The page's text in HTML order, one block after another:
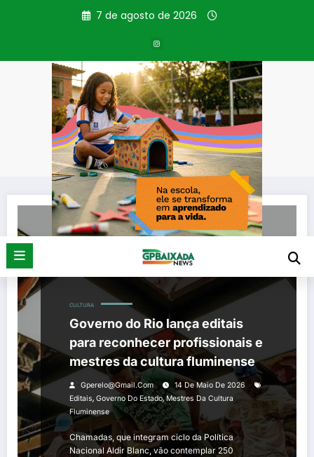
7 de agosto de 2026
Tag: editais
Página inicial editais
CULTURA
Governo do Rio lança editais
para reconhecer profissionais e
mestres da cultura fluminense
Gperelo@gmail.com
14 De Maio De 2026
Editais, Governo Do Estado,Mestres Da Cultura
Fluminense
Chamadas, que integram ciclo da Política
Nacional Aldir Blanc, vão contemplar 250